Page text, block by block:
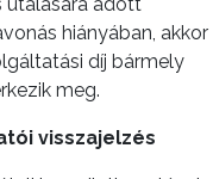
hiányában, akkor
díj bármely
meg.
visszajelzés